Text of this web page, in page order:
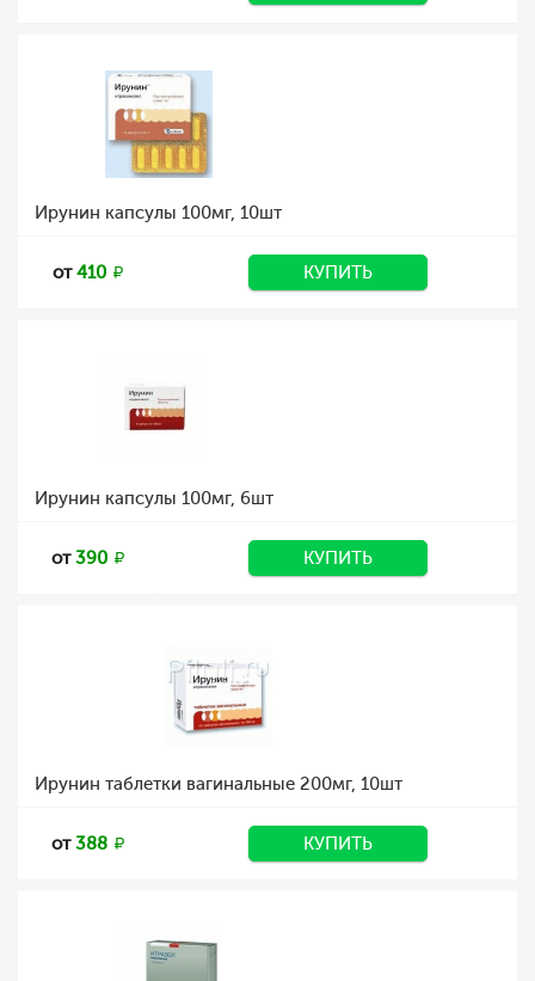
Ирунин капсулы 100мг, 10шт
от410 КУПИТЬ
Ирунин капсулы 100мг, 6шт
от390 КУПИТЬ
Ирунин таблетки вагинальные 200мг, 10шт
от388 КУПИТЬ